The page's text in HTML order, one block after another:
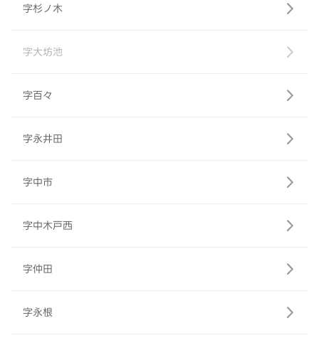
字杉ノ木
字大坊池
字百々
字永井田
字中市
字中木戸西
字仲田
字永根